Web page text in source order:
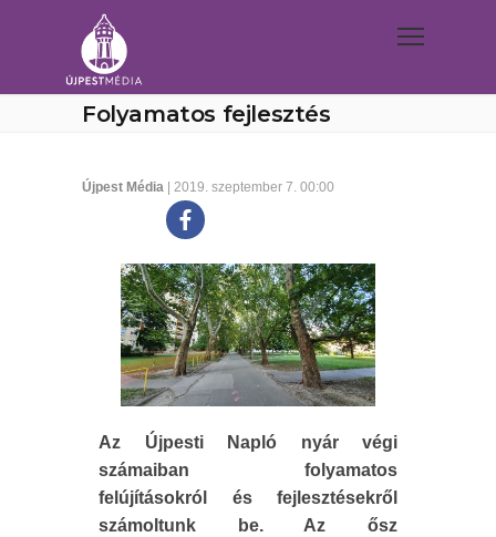
Folyamatos fejlesztés
Újpest Média | 2019. szeptember 7. 00:00
Az Újpesti Napló nyár végi
számaiban folyamatos
felújításokról és fejlesztésekről
számoltunk be. Az ősz